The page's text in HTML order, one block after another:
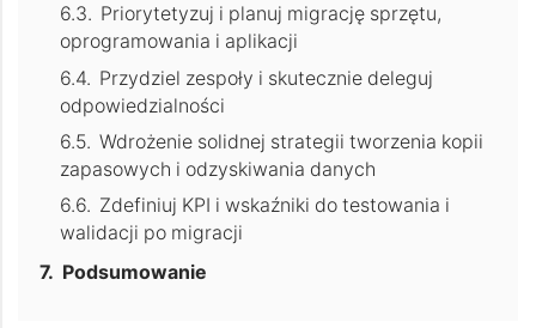
Priorytetyzuj i planuj migrację sprzętu,
oprogramowania i aplikacji
Przydziel zespoły i skutecznie deleguj
odpowiedzialności
Wdrożenie solidnej strategii tworzenia kopii
zapasowych i odzyskiwania danych
Zdefiniuj KPI i wskaźniki do testowania i
walidacji po migracji
Podsumowanie